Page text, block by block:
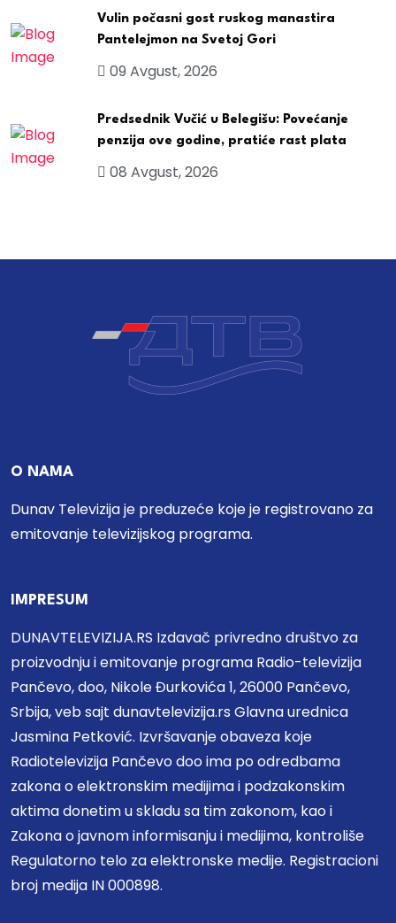
Vulin počasni gost ruskog manastira
Pantelejmon na Svetoj Gori
09 Avgust, 2026
Predsednik Vučić u Belegišu: Povećanje
penzija ove godine, pratiće rast plata
08 Avgust, 2026
O NAMA
Dunav Televizija je preduzeće koje je registrovano za
emitovanje televizijskog programa.
IMPRESUM
DUNAVTELEVIZIJA.RS Izdavač privredno društvo za
proizvodnju i emitovanje programa Radio-televizija
Pančevo, doo, Nikole Đurkovića 1, 26000 Pančevo,
Srbija, veb sajt dunavtelevizija.rs Glavna urednica
Jasmina Petković. Izvršavanje obaveza koje
Radiotelevizija Pančevo doo ima po odredbama
zakona o elektronskim medijima i podzakonskim
aktima donetim u skladu sa tim zakonom, kao i
Zakona o javnom informisanju i medijima, kontroliše
Regulatorno telo za elektronske medije. Registracioni
broj medija IN 000898.